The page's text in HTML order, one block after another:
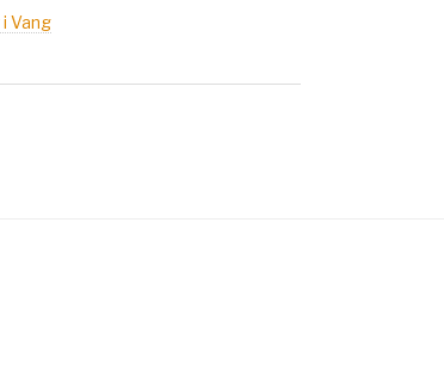
Vang